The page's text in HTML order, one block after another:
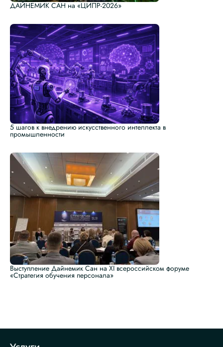
ДАЙНЕМИК САН на «ЦИПР-2026»
5 шагов к внедрению искусственного интеллекта в
промышленности
Выступление Дайнемик Сан на XI всероссийском форуме
«Стратегия обучения персонала»